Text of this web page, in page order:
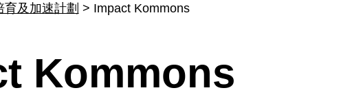
育及加速計劃 > Impact Kommons
Kommons